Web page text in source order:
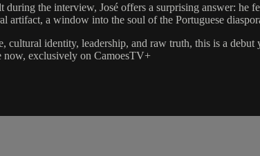
the interview, José offers a surprising answer: he
artifact, a window into the soul of the Portuguese
identity, leadership, and raw truth, this is a
now, exclusively on CamoesTV+